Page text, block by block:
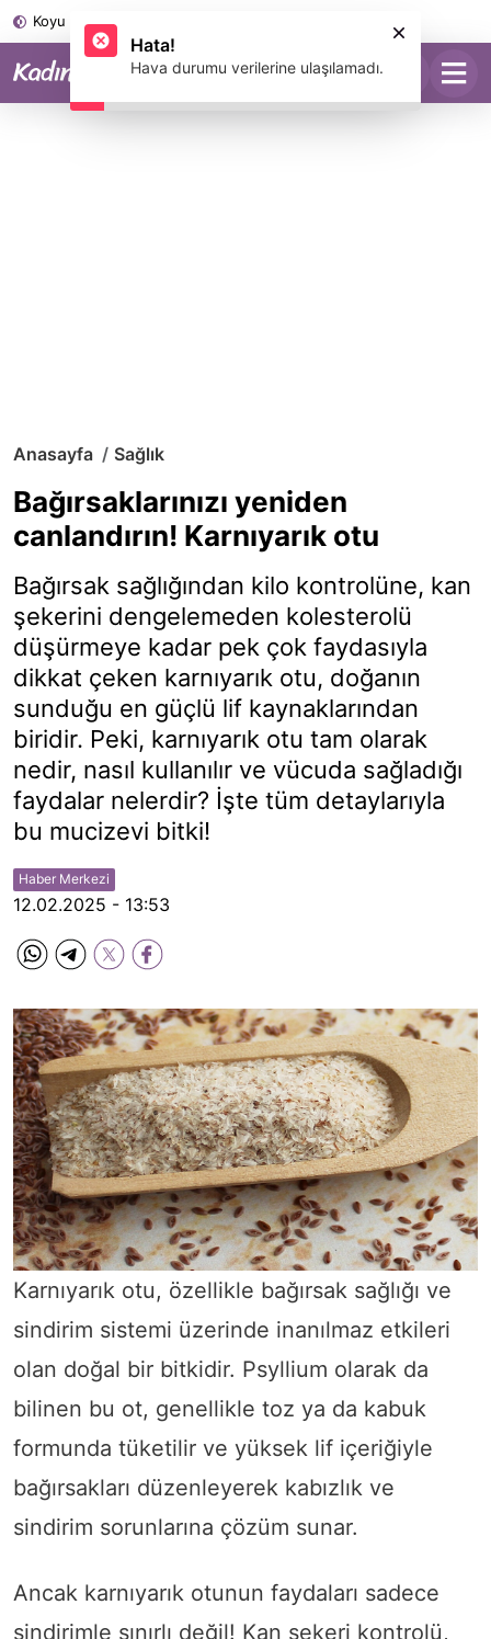
Koyu Mod
Anasayfa Sağlık
Bağırsaklarınızı yeniden
canlandırın! Karnıyarık otu
Bağırsak sağlığından kilo kontrolüne, kan
şekerini dengelemeden kolesterolü
düşürmeye kadar pek çok faydasıyla
dikkat çeken karnıyarık otu, doğanın
sunduğu en güçlü lif kaynaklarından
biridir. Peki, karnıyarık otu tam olarak
nedir, nasıl kullanılır ve vücuda sağladığı
faydalar nelerdir? İşte tüm detaylarıyla
bu mucizevi bitki!
Haber Merkezi
12.02.2025 - 13:53
Karnıyarık otu, özellikle bağırsak sağlığı ve
sindirim sistemi üzerinde inanılmaz etkileri
olan doğal bir bitkidir. Psyllium olarak da
bilinen bu ot, genellikle toz ya da kabuk
formunda tüketilir ve yüksek lif içeriğiyle
bağırsakları düzenleyerek kabızlık ve
sindirim sorunlarına çözüm sunar.
Ancak karnıyarık otunun faydaları sadece
sindirimle sınırlı değil! Kan şekeri kontrolü,